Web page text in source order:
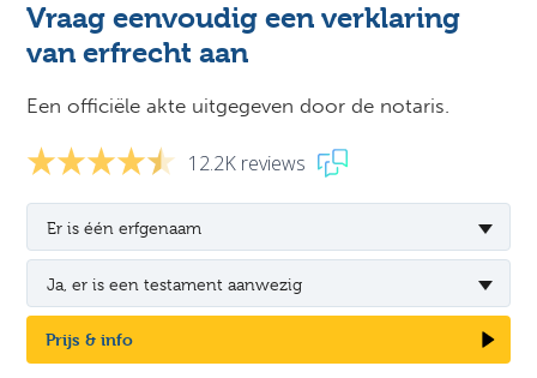
Vraag eenvoudig een verklaring
van erfrecht aan
Een officiële akte uitgegeven door de notaris.
12.2K reviews
Er is één erfgenaam
Ja, er is een testament aanwezig
Prijs & info